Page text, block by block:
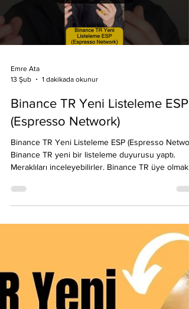
Load video
13 Şub
1 dakikada okunur
Binance TR Yeni Listeleme ESP
(Espresso Network)
Binance TR Yeni Listeleme ESP (Espresso Network)
isterseniz link: https://binance-
#binancetrlisteleme ücretsiz reklam